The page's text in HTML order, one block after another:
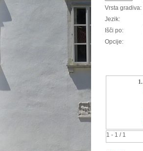
Vrsta gradiva:
Jezik:
Išči po:
Opcije:
1 - 1 / 1
1.